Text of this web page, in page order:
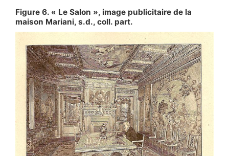
Figure 6. « Le Salon », image publicitaire de la
maison Mariani, s.d., coll. part.